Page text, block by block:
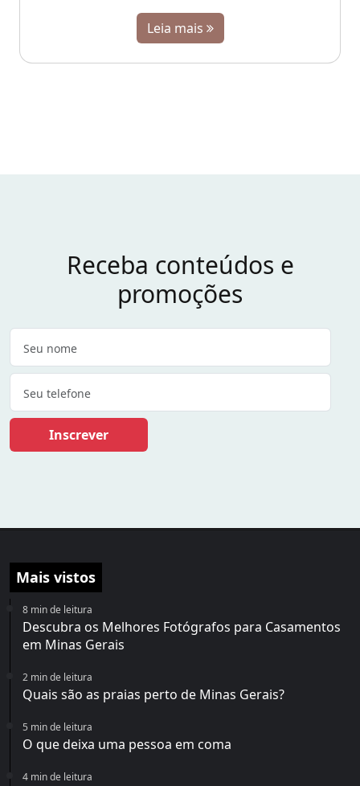
Leia mais
Receba conteúdos e
promoções
Inscrever
Mais vistos
8 min de leitura
Descubra os Melhores Fotógrafos para Casamentos
em Minas Gerais
2 min de leitura
Quais são as praias perto de Minas Gerais?
5 min de leitura
O que deixa uma pessoa em coma
4 min de leitura